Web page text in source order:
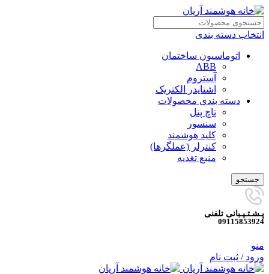
انتخاب دسته بندی
اتوماسیون ساختمان
ABB
آستروم
اشنایدر الکتریک
دسته بندی محصولات
تاچ پنل
سنسور
کلید هوشمند
کنترلر (عملگرها)
منبع تغذیه
جستجو
پـشـتـیـبانی تلفنی
09115853924
منو
ورود / ثبت نام